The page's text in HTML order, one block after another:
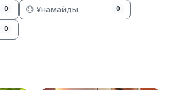
0 😞 Ұнамайды 0
0